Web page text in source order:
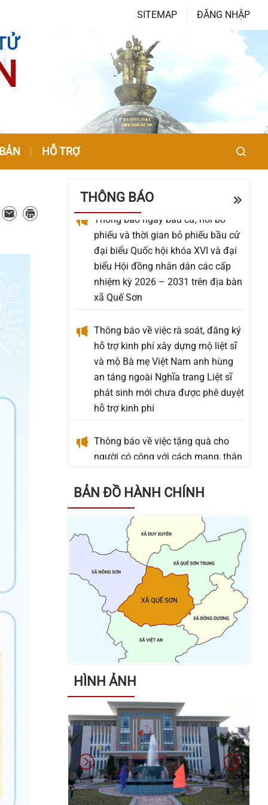
SITEMAP ĐĂNG NHẬP
HỖ TRỢ
THÔNG BÁO
Thông báo về việc công bố hồ sơ
điều chỉnh cục bộ Quy hoạch chi
tiết tỷ lệ 1/500 Cụm công nghiệp
Đông Phú 1, xã Quế Sơn
Thông báo về đề nghị báo giá dịch
vụ triển khai Chỉnh lý và số hóa tài
phiếu và thời gian bỏ phiếu bầu cử
đại biểu Quốc hội khóa XVI và đại
biểu Hội đồng nhân dân các cấp
nhiệm kỳ 2026 – 2031 trên địa bàn
xã Quế Sơn
Thông báo về việc rà soát, đăng ký
và mộ Bà mẹ Việt Nam anh hùng
an táng ngoài Nghĩa trang Liệt sĩ
phát sinh mới chưa được phê duyệt
hỗ trợ kinh phí
Thông báo về việc tặng quà cho
nhân người có công với cách
mạng, đối tượng bảo trợ xã hội và
Nguyên đán Bính Ngọ năm 2026
Thông báo về việc niêm yết danh
sách cử tri bầu cử đại biểu Quốc
hội khóa XVI và bầu cử đại biểu
Hội đồng nhân dân các cấp nhiệm
kỳ 2026 – 2031
Kết luận của đồng chí Võ Đình
Trung - Chủ tịch UBND xã tại cuộc
họp giao ban lãnh đạo UBND xã
ngày 26/01/2026
Quyết định về việc phê duyệt Kế
hoạch lựa chọn nhà thầu Gói thầu:
Xây dựng Trang Thông tin điện tử
xã Quế Sơn
Danh sách các đơn vị bầu cử đại
biểu Hội đồng nhân dân xã Quế
Sơn nhiệm kỳ 2026 – 2031
BẢN ĐỒ HÀNH CHÍNH
HÌNH ẢNH